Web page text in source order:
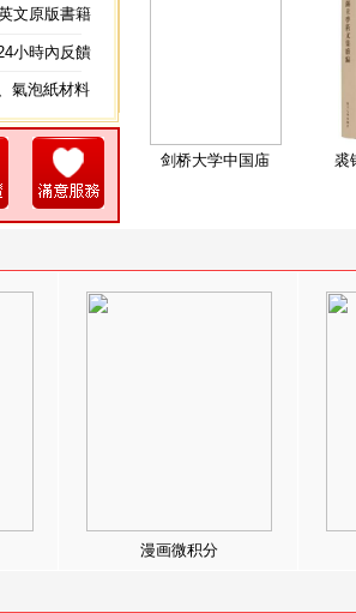
文原版書籍
小時內反饋
氣泡紙材料
剑桥大学中国庙 裘
漫画微积分